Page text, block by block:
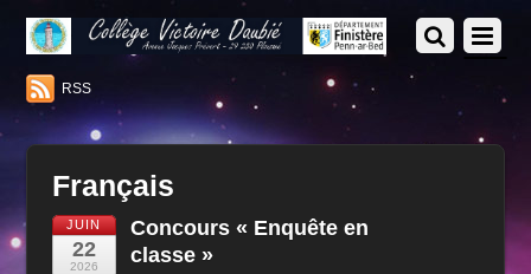
RSS
Français
JUIN
22
2026
Concours « Enquête en
classe »